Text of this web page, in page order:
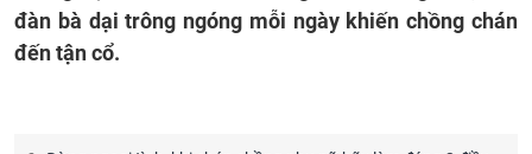
đàn bà dại trông ngóng mỗi ngày khiến chồng chán
đến tận cổ.